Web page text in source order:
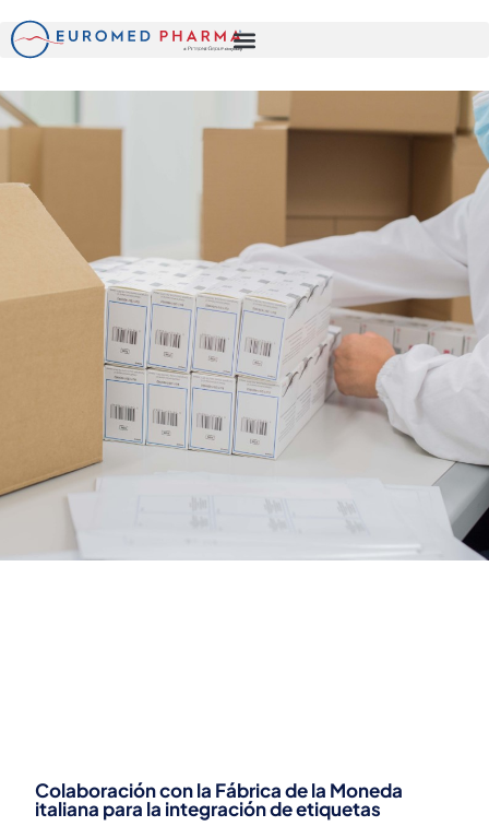
Colaboración con la Fábrica de la Moneda
italiana para la integración de etiquetas